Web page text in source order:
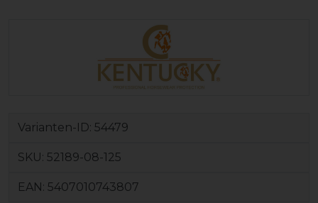
Varianten-ID: 54479
SKU: 52189-08-125
EAN: 5407010743807